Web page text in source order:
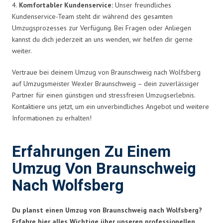
4. Komfortabler Kundenservice: Unser freundliches
Kundenservice-Team steht dir während des gesamten
Umzugsprozesses zur Verfügung. Bei Fragen oder Anliegen
kannst du dich jederzeit an uns wenden, wir helfen dir gerne
weiter.
Vertraue bei deinem Umzug von Braunschweig nach Wolfsberg
auf Umzugsmeister Wexler Braunschweig – dein zuverlässiger
Partner für einen günstigen und stressfreien Umzugserlebnis.
Kontaktiere uns jetzt, um ein unverbindliches Angebot und weitere
Informationen zu erhalten!
Erfahrungen Zu Einem
Umzug Von Braunschweig
Nach Wolfsberg
Du planst einen Umzug von Braunschweig nach Wolfsberg?